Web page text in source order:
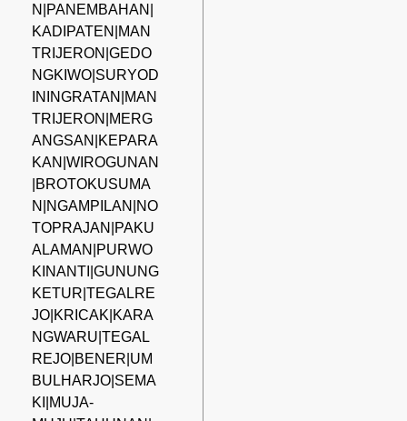
N|PANEMBAHAN|
KADIPATEN|MAN
TRIJERON|GEDO
NGKIWO|SURYOD
ININGRATAN|MAN
TRIJERON|MERG
ANGSAN|KEPARA
KAN|WIROGUNAN
|BROTOKUSUMA
N|NGAMPILAN|NO
TOPRAJAN|PAKU
ALAMAN|PURWO
KINANTI|GUNUNG
KETUR|TEGALRE
JO|KRICAK|KARA
NGWARU|TEGAL
REJO|BENER|UM
BULHARJO|SEMA
KI|MUJA-